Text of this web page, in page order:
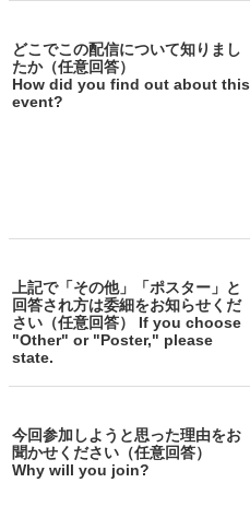
どこでこの配信について知りまし
たか（任意回答）
How did you find out about this
event?
上記で「その他」「ポスター」と
回答され方は委細をお知らせくだ
さい（任意回答） If you choose
"Other" or "Poster," please
state.
今回参加しようと思った理由をお
聞かせください（任意回答）
Why will you join?